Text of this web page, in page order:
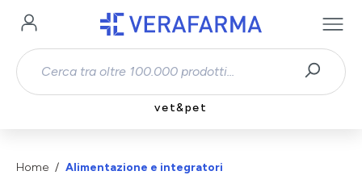
Passa al contenuto principale
vet&pet
Home Alimentazione e integratori